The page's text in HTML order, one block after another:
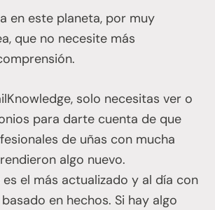
en este planeta, por muy
que no necesite más
solo necesitas ver o
para darte cuenta de que
de uñas con mucha
algo nuevo.
es el más actualizado y al día con
en hechos. Si hay algo